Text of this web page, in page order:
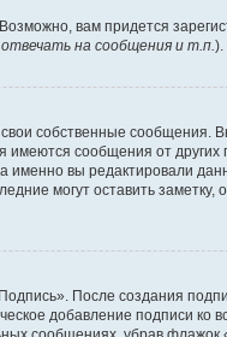
вам придется
отвечать на сообщения и т.п.).
собственные сообщения.
сообщения от
именно вы редактировали
могут оставить
После создания
добавление подписи